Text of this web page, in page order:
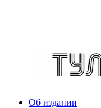
Об издании